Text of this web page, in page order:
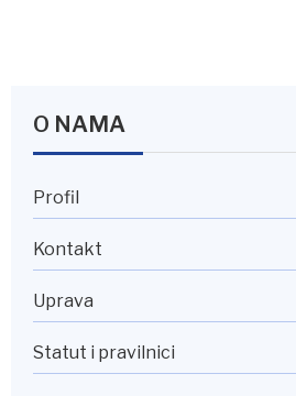
O NAMA
Profil
Kontakt
Uprava
Statut i pravilnici